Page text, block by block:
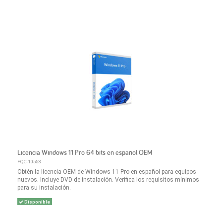
Licencia Windows 11 Pro 64 bits en español OEM
FQC-10553
Obtén la licencia OEM de Windows 11 Pro en español para equipos
nuevos. Incluye DVD de instalación. Verifica los requisitos mínimos
para su instalación.
Disponible